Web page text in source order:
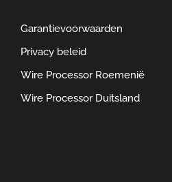
Garantievoorwaarden
Privacy beleid
Wire Processor Roemenië
Wire Processor Duitsland